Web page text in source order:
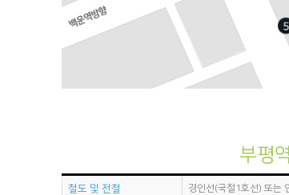
부평
철도 및 전철 경인선(국철1호선) 또는